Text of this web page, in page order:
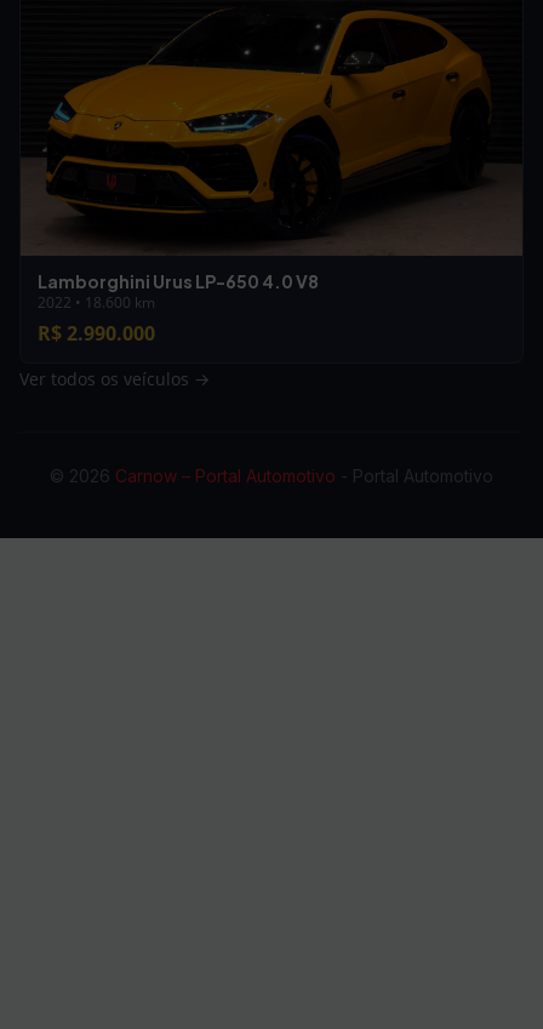
Lamborghini Urus LP-650 4.0 V8
2022 • 18.600 km
R$ 2.990.000
Ver todos os veículos →
© 2026 Carnow – Portal Automotivo - Portal Automotivo